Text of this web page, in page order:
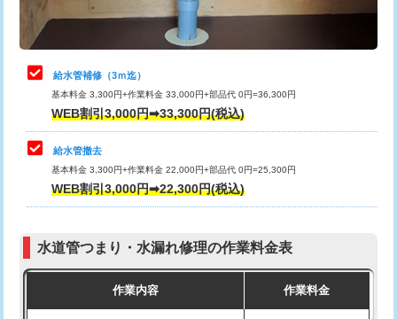
排水管工事（追加 排水管工事/3ｍ超
マス交換（土の掘削・埋め戻し作業）
マス交換（深さ50㎝未満）
マス交換（深さ50㎝以上）
コンクリート斫り（厚さ10㎝まで）
モルタル補修（厚さ10㎝超え） 38,500円
理・調整・分解・加工など（軽作業）
止水・漏水調査・防水処理・清掃・修
理・調整・分解・加工など（中作業）
止水・漏水調査・防水処理・清掃・修
理・調整・分解・加工など（重作業）
33,000円
その他部品の脱着
交換・取付（タンク）
式）)
式・ワンホール）)
給水管補修（3ｍ迄）
基本料金 3,300円+作業料金 33,000円+部品代 0円=36,300円
WEB割引3,000円➡33,300円(税込)
給水管撤去
基本料金 3,300円+作業料金 22,000円+部品代 0円=25,300円
WEB割引3,000円➡22,300円(税込)
水道管つまり・水漏れ修理の作業料金表
作業内容 作業料金